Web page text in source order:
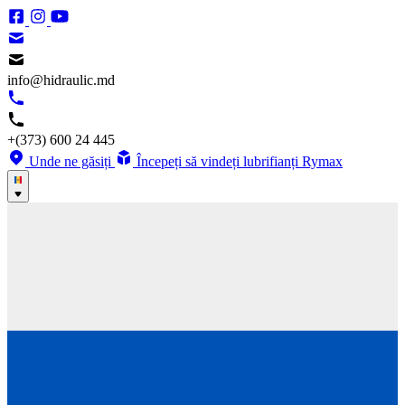
info@hidraulic.md
+(373) 600 24 445
Unde ne găsiți
Începeți să vindeți lubrifianți Rymax